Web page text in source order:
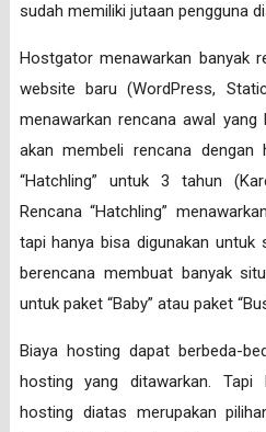
sudah memiliki jutaan pengguna
Hostgator menawarkan banyak
website baru (WordPress,
menawarkan rencana awal
akan membeli rencana
“Hatchling” untuk 3 tahun
Rencana “Hatchling”
tapi hanya bisa digunakan
berencana membuat banyak
untuk paket “Baby” atau paket
Biaya hosting dapat berbeda-
hosting yang ditawarkan.
hosting diatas merupakan